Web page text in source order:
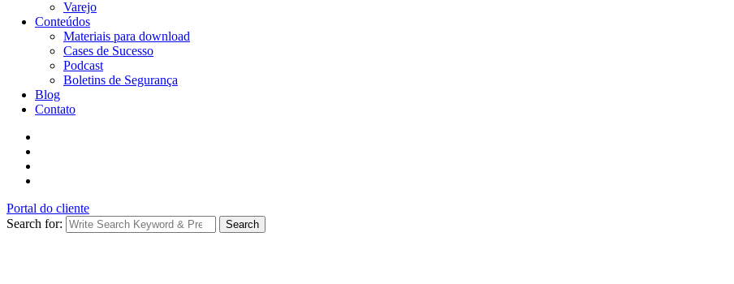
Varejo
Conteúdos
Materiais para download
Cases de Sucesso
Podcast
Boletins de Segurança
Blog
Contato
Portal do cliente
Search for:
Search